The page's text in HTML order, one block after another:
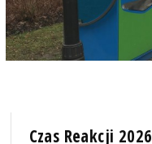
Czas Reakcji 2026